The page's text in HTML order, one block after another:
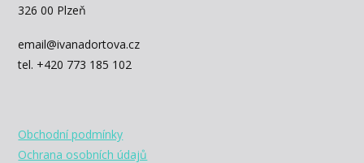
326 00 Plzeň
email@ivanadortova.cz
tel. +420 773 185 102
Obchodní podmínky
Ochrana osobních údajů